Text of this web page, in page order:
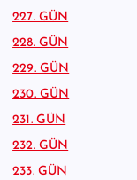
227. GÜN
228. GÜN
229. GÜN
230. GÜN
231. GÜN
232. GÜN
233. GÜN